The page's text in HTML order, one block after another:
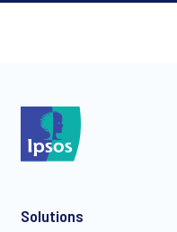
Solutions